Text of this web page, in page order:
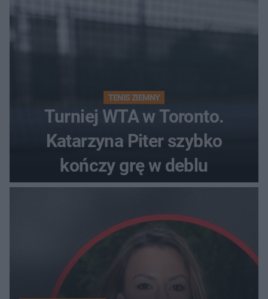
TENIS ZIEMNY
Turniej WTA w Toronto.
Katarzyna Piter szybko
kończy grę w deblu